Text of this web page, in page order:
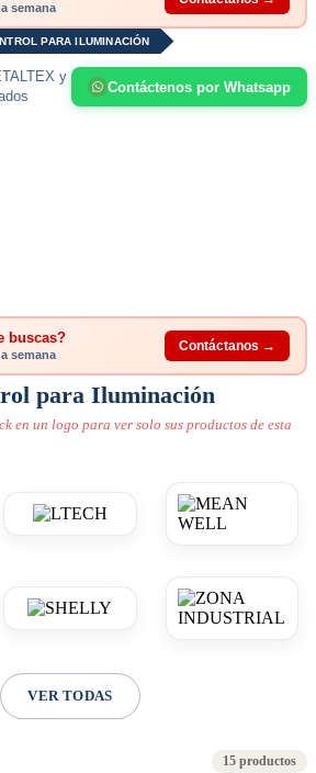
semana
PARA ILUMINACIÓN
y
Contáctenos por Whatsapp
buscas?
semana
Contáctanos →
para Iluminación
en un logo para ver solo sus productos de esta
VER TODAS
15 productos